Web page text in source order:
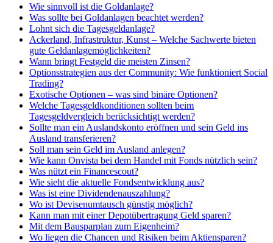
Wie sinnvoll ist die Goldanlage?
Was sollte bei Goldanlagen beachtet werden?
Lohnt sich die Tagesgeldanlage?
Ackerland, Infrastruktur, Kunst – Welche Sachwerte bieten
gute Geldanlagemöglichkeiten?
Wann bringt Festgeld die meisten Zinsen?
Optionsstrategien aus der Community: Wie funktioniert Social
Trading?
Exotische Optionen – was sind binäre Optionen?
Welche Tagesgeldkonditionen sollten beim
Tagesgeldvergleich berücksichtigt werden?
Sollte man ein Auslandskonto eröffnen und sein Geld ins
Ausland transferieren?
Soll man sein Geld im Ausland anlegen?
Wie kann Onvista bei dem Handel mit Fonds nützlich sein?
Was nützt ein Financescout?
Wie sieht die aktuelle Fondsentwicklung aus?
Was ist eine Dividendenauszahlung?
Wo ist Devisenumtausch günstig möglich?
Kann man mit einer Depotübertragung Geld sparen?
Mit dem Bausparplan zum Eigenheim?
Wo liegen die Chancen und Risiken beim Aktiensparen?